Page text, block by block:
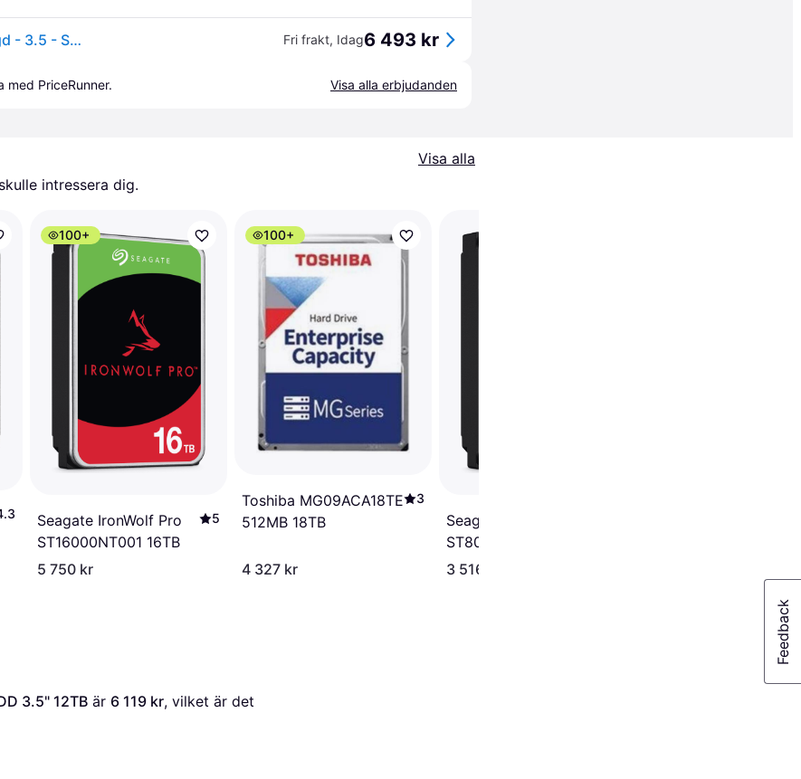
WD Red Plus WD120EFGX - Hårddisk - 12 TB - inbyggd - 3.5 - SATA 6Gb/s - 7200 rpm - buffert: 512 MB Fri frakt, Idag6 493 kr
med PriceRunner. Visa alla erbjudanden
Visa alla
intressera dig.
100+
Seagate IronWolf Pro
ST16000NT001 16TB
5
5 750 kr
100+
Toshiba MG09ACA18TE
512MB 18TB
3
4 327 kr
Seagate IronWolf Pro
ST8000NT001 8TB
3 516 kr
3.5" 12TB är 6 119 kr, vilket är det